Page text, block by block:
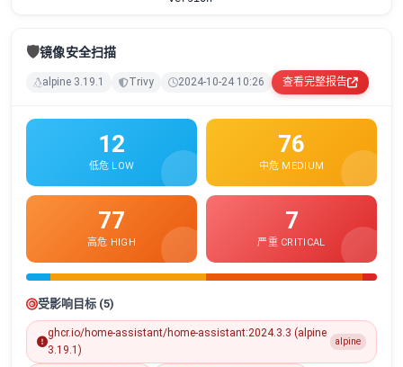
🛡️镜像安全扫描
alpine 3.19.1 Trivy 2024-10-24 10:26 查看完整报告
12
低危 LOW
76
中危 MEDIUM
77
高危 HIGH
7
严重 CRITICAL
受影响目标 (5)
ghcr.io/home-assistant/home-assistant:2024.3.3 (alpine
3.19.1)
alpine